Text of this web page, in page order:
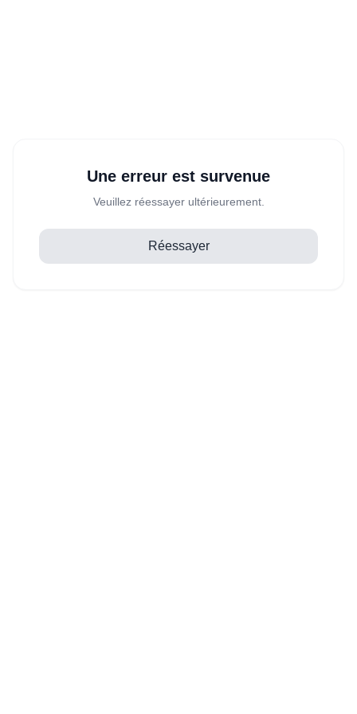
Une erreur est survenue
Veuillez réessayer ultérieurement.
Réessayer